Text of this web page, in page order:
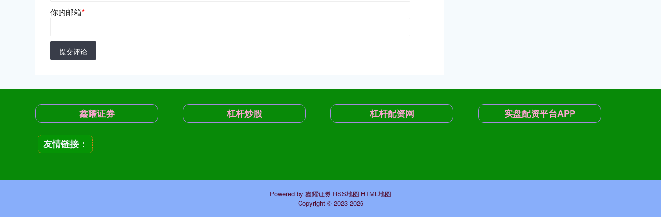
你的邮箱*
提交评论
鑫耀证券 杠杆炒股 杠杆配资网 实盘配资平台APP
友情链接：
Powered by 鑫耀证券 RSS地图 HTML地图
Copyright © 2023-2026